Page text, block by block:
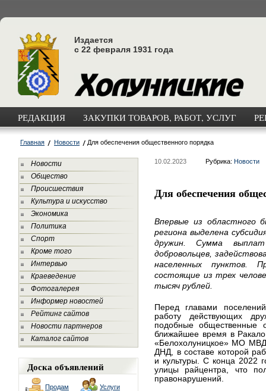
Издается
с 22 февраля 1931 года
РЕДАКЦИЯ ЗАКУПКИ ТОВАРОВ, РАБОТ, УСЛУГ
Главная Новости Для обеспечения общественного порядка
Новости
Общество
Происшествия
Культура и искусство
Экономика
Политика
Спорт
Кроме того
Интервью
Краеведение
Фотогалерея
Информер новостей
Рейтинг сайтов
Новости партнеров
Каталог сайтов
Доска объявлений
Продам Услуги
10.02.2023 Рубрика: Новости
Для обеспечения
Впервые из областного
региона выделена
дружин. Сумма
добровольцев,
населенных пунктов.
состоящие из трех
тысяч рублей.
Перед главами
работу действующих
подобные общественные
ближайшее время в
«Белохолуницкое» МО МВД
ДНД, в составе которой
и культуры. С конца 2022
улицы райцентра, что
правонарушений.